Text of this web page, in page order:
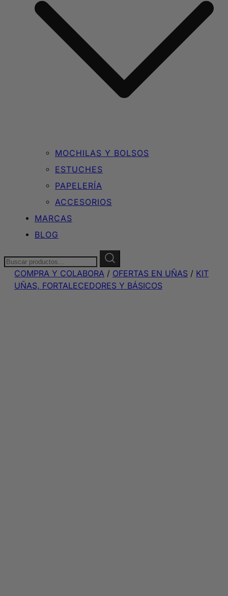
MOCHILAS Y BOLSOS
ESTUCHES
PAPELERÍA
ACCESORIOS
MARCAS
BLOG
Buscar:
COMPRA Y COLABORA / OFERTAS EN UÑAS / KIT
UÑAS, FORTALECEDORES Y BÁSICOS